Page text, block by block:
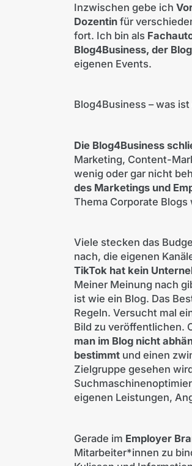
Inzwischen gebe ich
Dozentinfür
fort. Ich bin als
Blog4Business, der
eigenen Events.
Blog4Business – was
Die Blog4Business
Marketing, Content-
wenig oder gar nicht
des Marketings und
Thema Corporate
Viele stecken das
nach, die eigenen
TikTok hat kein
Meiner Meinung nach
ist wie ein Blog. Das
Regeln. Versucht mal
Bild zu veröffentlichen.
man im Blog nicht
bestimmtund einen
Zielgruppe gesehen
eigenen Leistungen,
Gerade im Employer
Mitarbeiter*innen zu